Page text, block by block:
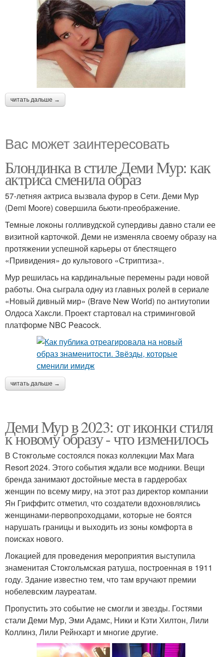
читать дальше →
Вас может заинтересовать
Блондинка в стиле Деми Мур: как
актриса сменила образ
57-летняя актриса вызвала фурор в Сети. Деми Мур
(Demi Moore) совершила бьюти-преображение.
Темные локоны голливудской супердивы давно стали ее
визитной карточкой. Деми не изменяла своему образу на
протяжении успешной карьеры от блестящего
«Привидения» до культового «Стриптиза».
Мур решилась на кардинальные перемены ради новой
работы. Она сыграла одну из главных ролей в сериале
«Новый дивный мир» (Brave New World) по антиутопии
Олдоса Хаксли. Проект стартовал на стриминговой
платформе NBC Peacock.
читать дальше →
Деми Мур в 2023: от иконки стиля
к новому образу - что изменилось
В Стокгольме состоялся показ коллекции Max Mara
Resort 2024. Этого события ждали все модники. Вещи
бренда занимают достойные места в гардеробах
женщин по всему миру, на этот раз директор компании
Ян Гриффитс отметил, что создатели вдохновлялись
женщинами-первопроходцами, которые не боятся
нарушать границы и выходить из зоны комфорта в
поисках нового.
Локацией для проведения мероприятия выступила
знаменитая Стокгольмская ратуша, построенная в 1911
году. Здание известно тем, что там вручают премии
нобелевским лауреатам.
Пропустить это событие не смогли и звезды. Гостями
стали Деми Мур, Эми Адамс, Ники и Кэти Хилтон, Лили
Коллинз, Лили Рейнхарт и многие другие.